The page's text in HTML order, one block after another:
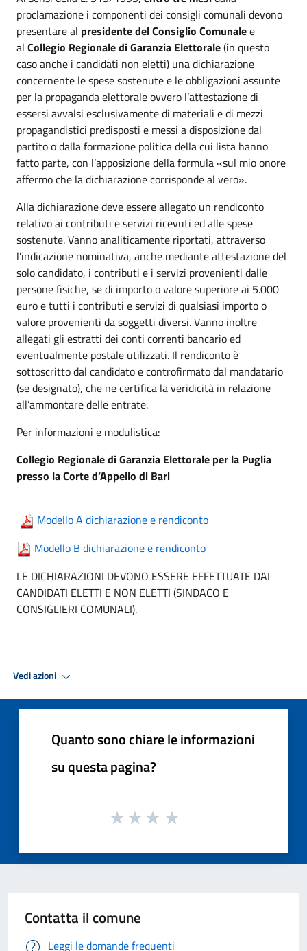
proclamazione i componenti dei consigli comunali devono
presentare al presidente del Consiglio Comunalee
al Collegio Regionale di Garanzia Elettorale(in questo
caso anche i candidati non eletti) una dichiarazione
concernente le spese sostenute e le obbligazioni assunte
per la propaganda elettorale ovvero l’attestazione di
essersi avvalsi esclusivamente di materiali e di mezzi
propagandistici predisposti e messi a disposizione dal
partito o dalla formazione politica della cui lista hanno
fatto parte, con l’apposizione della formula «sul mio onore
affermo che la dichiarazione corrisponde al vero».
Alla dichiarazione deve essere allegato un rendiconto
relativo ai contributi e servizi ricevuti ed alle spese
sostenute. Vanno analiticamente riportati, attraverso
l’indicazione nominativa, anche mediante attestazione del
solo candidato, i contributi e i servizi provenienti dalle
persone fisiche, se di importo o valore superiore ai 5.000
euro e tutti i contributi e servizi di qualsiasi importo o
valore provenienti da soggetti diversi. Vanno inoltre
allegati gli estratti dei conti correnti bancario ed
eventualmente postale utilizzati. Il rendiconto è
sottoscritto dal candidato e controfirmato dal mandatario
(se designato), che ne certifica la veridicità in relazione
all’ammontare delle entrate.
Per informazioni e modulistica:
Collegio Regionale di Garanzia Elettorale per la Puglia
presso la Corte d’Appello di Bari
Modello A dichiarazione e rendiconto
Modello B dichiarazione e rendiconto
LE DICHIARAZIONI DEVONO ESSERE EFFETTUATE DAI
CANDIDATI ELETTI E NON ELETTI (SINDACO E
CONSIGLIERI COMUNALI).
Vedi azioni
Quanto sono chiare le informazioni
su questa pagina?
Contatta il comune
Leggi le domande frequenti